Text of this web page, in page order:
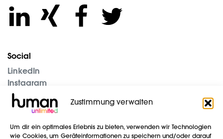
Zustimmung verwalten
Um dir ein optimales Erlebnis zu bieten, verwenden wir Technologien
wie Cookies, um Geräteinformationen zu speichern und/oder darauf
Social
LinkedIn
Instagram
Unternehmen
Impressum